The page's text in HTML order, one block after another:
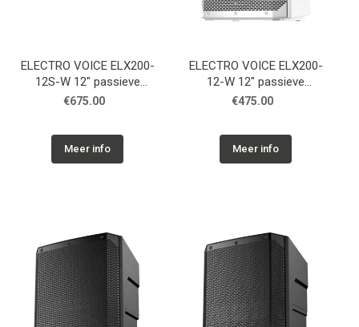
ELECTRO VOICE ELX200-
12S-W 12" passieve
subwoofer, wit
€675.00
Meer info
ELECTRO VOICE ELX200-
12-W 12" passieve
luidspreker, wit
€475.00
Meer info